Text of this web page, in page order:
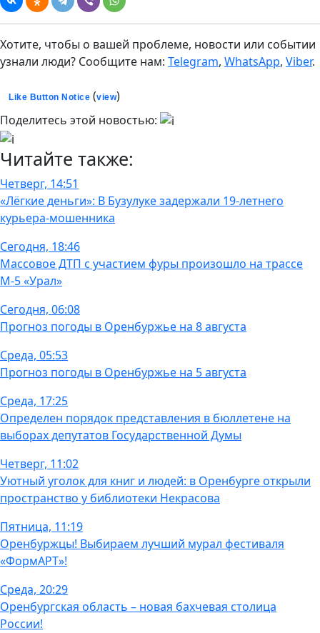
Хотите, чтобы о вашей проблеме, новости или событии
узнали люди? Сообщите нам: Telegram, WhatsApp, Viber.
Like Button Notice (view)
Поделитесь этой новостью:
Читайте также:
Четверг, 14:51
«Лёгкие деньги»: В Бузулуке задержали 19-летнего
курьера-мошенника
Сегодня, 18:46
Массовое ДТП с участием фуры произошло на трассе
М-5 «Урал»
Сегодня, 06:08
Прогноз погоды в Оренбуржье на 8 августа
Среда, 05:53
Прогноз погоды в Оренбуржье на 5 августа
Среда, 17:25
Определен порядок представления в бюллетене на
выборах депутатов Государственной Думы
Четверг, 11:02
Уютный уголок для книг и людей: в Оренбурге открыли
пространство у библиотеки Некрасова
Пятница, 11:19
Оренбуржцы! Выбираем лучший мурал фестиваля
«ФормАРТ»!
Среда, 20:29
Оренбургская область – новая бахчевая столица
России!